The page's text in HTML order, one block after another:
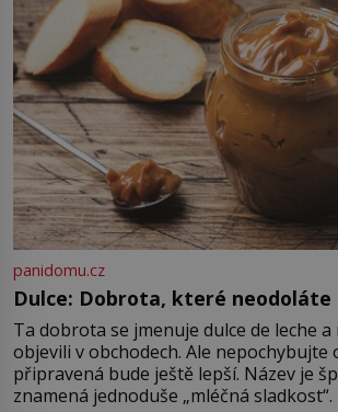
panidomu.cz
Dulce: Dobrota, které neodoláte
Ta dobrota se jmenuje dulce de leche
objevili v obchodech. Ale nepochybujte
připravená bude ještě lepší. Název je
znamená jednoduše „mléčná